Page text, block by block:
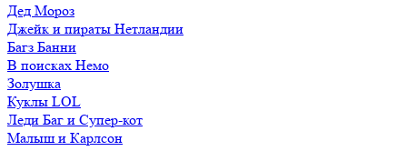
Дед Мороз
Джейк и пираты Нетландии
Багз Банни
В поисках Немо
Золушка
Куклы LOL
Леди Баг и Супер-кот
Малыш и Карлсон